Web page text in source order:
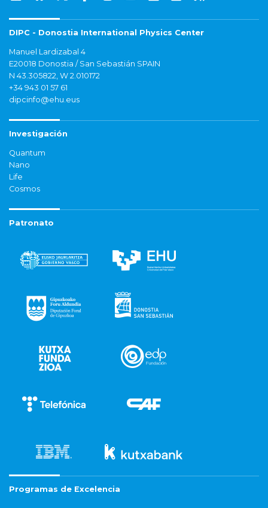
DIPC - Donostia International Physics Center
Manuel Lardizabal 4
E20018 Donostia / San Sebastián SPAIN
N 43.305822, W 2.010172
+34 943 01 57 61
dipcinfo@ehu.eus
Investigación
Quantum
Nano
Life
Cosmos
Patronato
Programas de Excelencia